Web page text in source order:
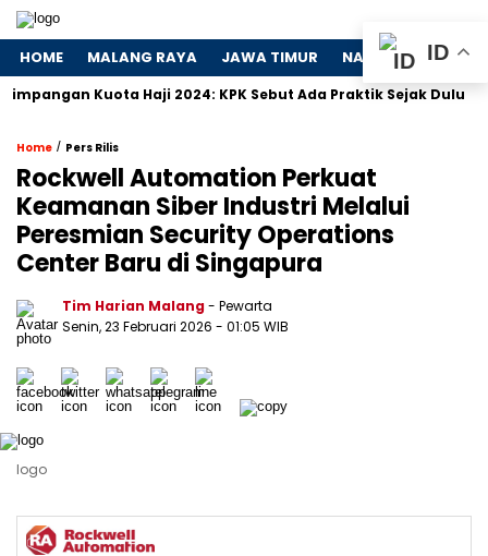
HOME MALANG RAYA JAWA TIMUR NASIONAL
Kuota Haji 2024: KPK Sebut Ada Praktik Sejak Dulu
Home / Pers Rilis
Rockwell Automation Perkuat
Keamanan Siber Industri Melalui
Peresmian Security Operations
Center Baru di Singapura
Tim Harian Malang- Pewarta
Senin, 23 Februari 2026 - 01:05 WIB
logo
ID